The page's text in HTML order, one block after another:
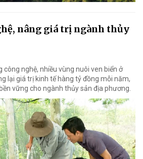
nâng giá trị ngành thủy
công nghệ, nhiều vùng nuôi ven biển ở
lại giá trị kinh tế hàng tỷ đồng mỗi năm,
vững cho ngành thủy sản địa phương.